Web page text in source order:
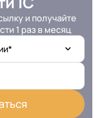
и получайте
1 раз в месяц